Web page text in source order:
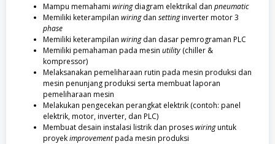
Mampu memahami wiringdiagram elektrikal dan pneumatic
Memiliki keterampilan wiringdan settinginverter motor 3
phase
Memiliki keterampilan wiringdan dasar pemrograman PLC
Memiliki pemahaman pada mesin utility (chiller &
kompressor)
Melaksanakan pemeliharaan rutin pada mesin produksi dan
mesin penunjang produksi serta membuat laporan
pemeliharaan mesin
Melakukan pengecekan perangkat elektrik (contoh: panel
elektrik, motor, inverter, dan PLC)
Membuat desain instalasi listrik dan proseswiringuntuk
proyekimprovementpada mesin produksi